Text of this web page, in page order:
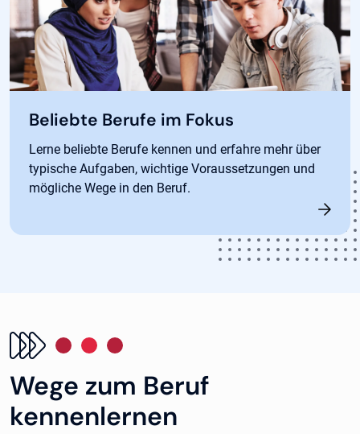
Beliebte Berufe im Fokus
Lerne beliebte Berufe kennen und erfahre mehr über
typische Aufgaben, wichtige Voraussetzungen und
mögliche Wege in den Beruf.
Wege zum Beruf
kennenlernen